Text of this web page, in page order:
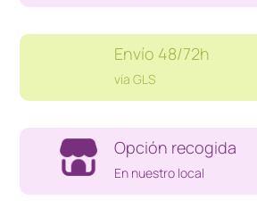
Envío 48/72h
vía GLS
Opción recogida
En nuestro local